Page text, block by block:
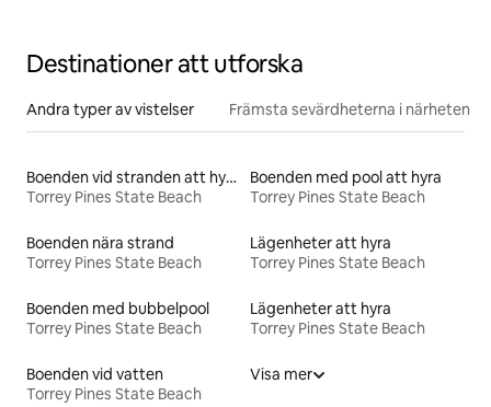
Destinationer att utforska
Andra typer av vistelser Främsta sevärdheterna i närheten
Boenden vid stranden att hyra
Torrey Pines State Beach
Boenden med pool att hyra
Torrey Pines State Beach
Boenden nära strand
Torrey Pines State Beach
Lägenheter att hyra
Torrey Pines State Beach
Boenden med bubbelpool
Torrey Pines State Beach
Lägenheter att hyra
Torrey Pines State Beach
Boenden vid vatten
Torrey Pines State Beach
Visa mer